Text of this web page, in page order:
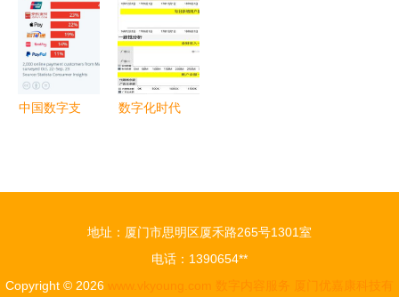
（试行）》
数字内容服
务成为关键
支撑
中国数字支
数字化时代
安永数字内
容服务为例
地址：厦门市思明区厦禾路265号1301室
电话：1390654**
Copyright © 2026 www.vkyoung.com 数字内容服务 厦门优嘉康科技有